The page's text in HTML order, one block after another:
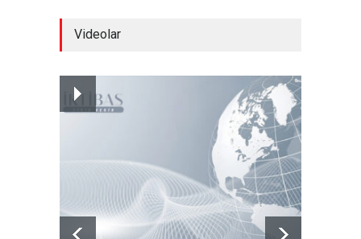
İspanya'dan İtalya'ya, sınır
kontrollerini kaldır uyarısı
7 Ağustos 2026
Videolar